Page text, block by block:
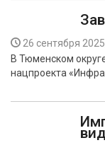
26 сентября
В Тюменском
нацпроекта